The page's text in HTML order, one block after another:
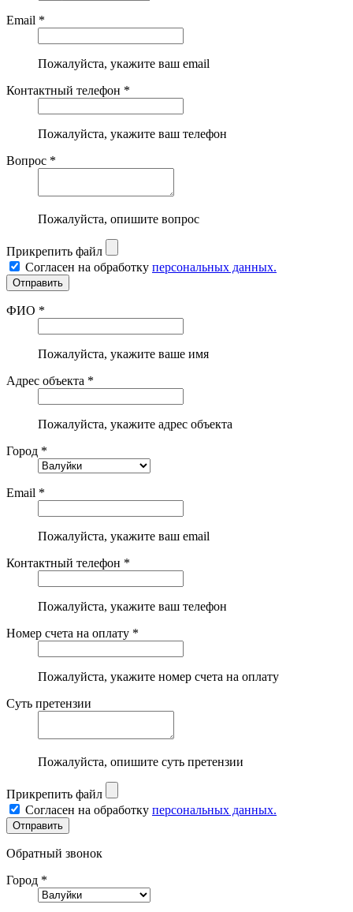
Email *
Пожалуйста, укажите ваш email
Контактный телефон *
Пожалуйста, укажите ваш телефон
Вопрос *
Пожалуйста, опишите вопрос
Прикрепить файл
Согласен на обработку персональных данных.
ФИО *
Пожалуйста, укажите ваше имя
Адрес объекта *
Пожалуйста, укажите адрес объекта
Город *
Email *
Пожалуйста, укажите ваш email
Контактный телефон *
Пожалуйста, укажите ваш телефон
Номер счета на оплату *
Пожалуйста, укажите номер счета на оплату
Суть претензии
Пожалуйста, опишите суть претензии
Прикрепить файл
Согласен на обработку персональных данных.
Обратный звонок
Город *